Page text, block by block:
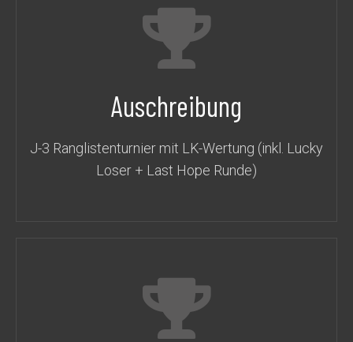
Auschreibung
J-3 Ranglistenturnier mit LK-Wertung (inkl. Lucky
Loser + Last Hope Runde)